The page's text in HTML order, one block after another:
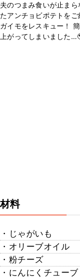
夫のつまみ食いが止ま
たアンチョビポテトを
ガイモをレスキュー！
上がってしまいました
材料
・じゃがいも
・オリーブオイル
・粉チーズ
・にんにくチューブ